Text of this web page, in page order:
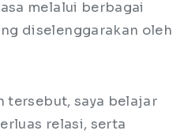
melalui berbagai
diselenggarakan oleh
tersebut, saya belajar
relasi, serta